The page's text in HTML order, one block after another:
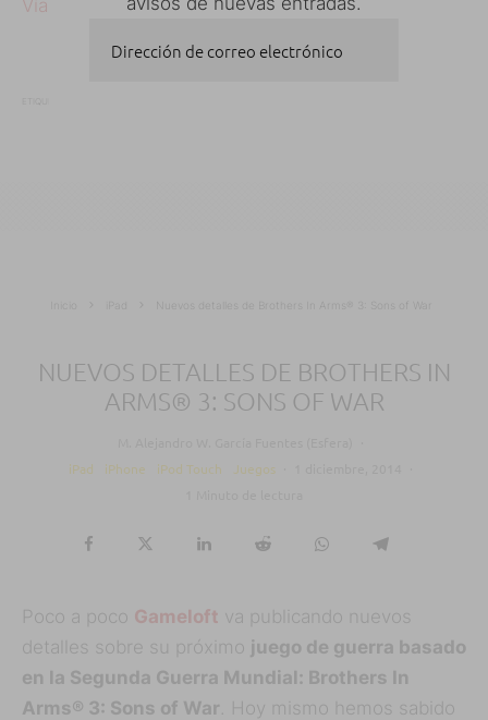
Vía
ETIQUETAS
Nuevos detalles de Brothers In Arms® 3: Sons of War
NUEVOS DETALLES DE BROTHERS IN
ARMS® 3: SONS OF WAR
iPad
iPhone iPod Touch Juegos
Poco a poco Gameloft va publicando nuevos
detalles sobre su próximo juego de guerra basado
en la Segunda Guerra Mundial: Brothers In
Arms® 3: Sons of War . Hoy mismo hemos sabido